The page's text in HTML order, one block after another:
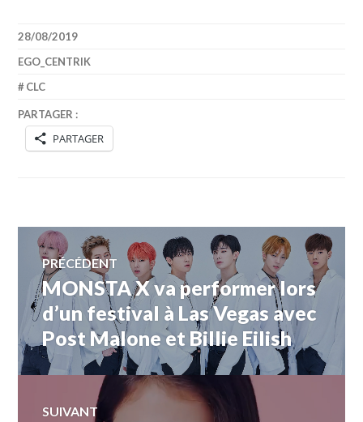
28/08/2019
EGO_CENTRIK
CLC
PARTAGER :
PARTAGER
Navigation
de
l’article
PRÉCÉDENT
Article
précédent :
MONSTA X va performer lors
d’un festival à Las Vegas avec
Post Malone et Billie Eilish
SUIVANT